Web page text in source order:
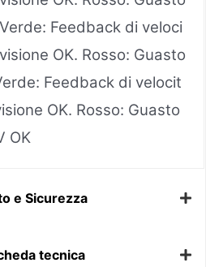
Feedback di veloci
OK. Rosso: Guasto
Feedback di velocit
OK. Rosso: Guasto
e Sicurezza
tecnica